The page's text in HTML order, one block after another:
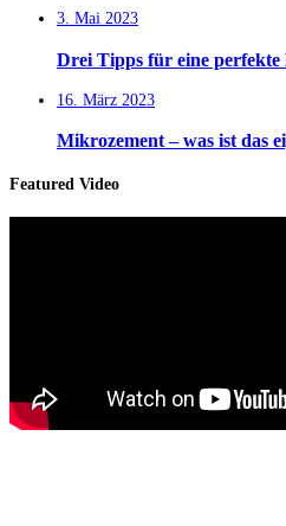
3. Mai 2023
Drei Tipps für eine perfekte
16. März 2023
Mikrozement – was ist das
Featured Video